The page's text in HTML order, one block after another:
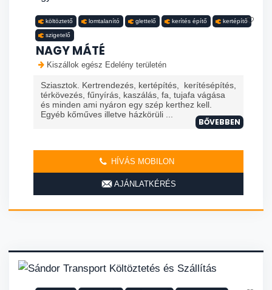
költöztető lomtalanító glettelő kerítés építő kertépítő
szigetelő
NAGY MÁTÉ
Kiszállok egész Edelény területén
Sziasztok. Kertrendezés, kertépítés, kerítésépítés,
térkövezés, fűnyírás, kaszálás, fa, tujafa vágása
és minden ami nyáron egy szép kerthez kell.
Egyéb kőműves illetve házkörüli ...
BŐVEBBEN
HÍVÁS MOBILON
AJÁNLATKÉRÉS